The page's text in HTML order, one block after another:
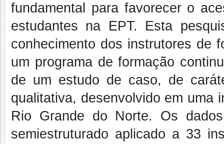
fundamental para favorecer o
estudantes na EPT. Esta
conhecimento dos instrutores de
um programa de formação
de um estudo de caso, de
qualitativa, desenvolvido em uma
Rio Grande do Norte. Os
semiestruturado aplicado a 33